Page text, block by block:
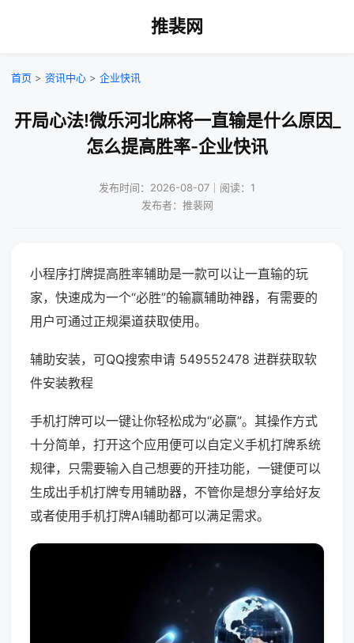
推裴网
首页 > 资讯中心 > 企业快讯
开局心法!微乐河北麻将一直输是什么原因_
怎么提高胜率-企业快讯
发布时间：2026-08-07｜阅读：1
发布者：推裴网
小程序打牌提高胜率辅助是一款可以让一直输的玩
家，快速成为一个“必胜”的输赢辅助神器，有需要的
用户可通过正规渠道获取使用。
辅助安装，可QQ搜索申请 549552478 进群获取软
件安装教程
手机打牌可以一键让你轻松成为“必赢”。其操作方式
十分简单，打开这个应用便可以自定义手机打牌系统
规律，只需要输入自己想要的开挂功能，一键便可以
生成出手机打牌专用辅助器，不管你是想分享给好友
或者使用手机打牌AI辅助都可以满足需求。